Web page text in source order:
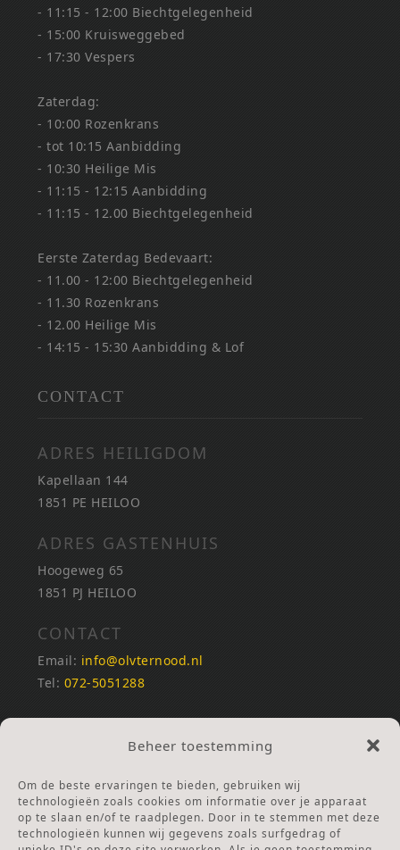
Beheer toestemming
Om de beste ervaringen te bieden, gebruiken wij
technologieën zoals cookies om informatie over je apparaat
op te slaan en/of te raadplegen. Door in te stemmen met deze
technologieën kunnen wij gegevens zoals surfgedrag of
- 11:15 - 12:00 Biechtgelegenheid
- 15:00 Kruisweggebed
- 17:30 Vespers
Zaterdag:
- 10:00 Rozenkrans
- tot 10:15 Aanbidding
- 10:30 Heilige Mis
- 11:15 - 12:15 Aanbidding
- 11:15 - 12.00 Biechtgelegenheid
Eerste Zaterdag Bedevaart:
- 11.00 - 12:00 Biechtgelegenheid
- 11.30 Rozenkrans
- 12.00 Heilige Mis
- 14:15 - 15:30 Aanbidding & Lof
CONTACT
ADRES HEILIGDOM
Kapellaan 144
1851 PE HEILOO
ADRES GASTENHUIS
Hoogeweg 65
1851 PJ HEILOO
CONTACT
Email: info@olvternood.nl
Tel: 072-5051288
REKENINGNUMMERS
NL25INGB0000672168
Ga naar Doneren
ANBI Stichting